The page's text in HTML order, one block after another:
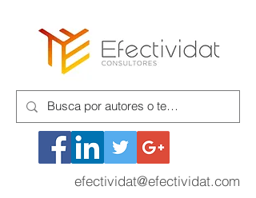
efectividat@efectividat.com